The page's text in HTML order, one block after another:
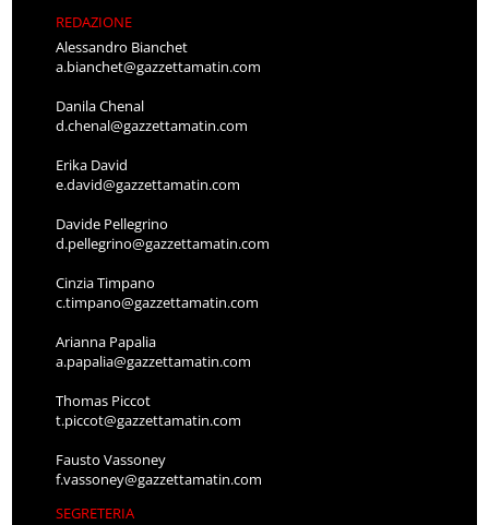
REDAZIONE
Alessandro Bianchet
a.bianchet@gazzettamatin.com
Danila Chenal
d.chenal@gazzettamatin.com
Erika David
e.david@gazzettamatin.com
Davide Pellegrino
d.pellegrino@gazzettamatin.com
Cinzia Timpano
c.timpano@gazzettamatin.com
Arianna Papalia
a.papalia@gazzettamatin.com
Thomas Piccot
t.piccot@gazzettamatin.com
Fausto Vassoney
f.vassoney@gazzettamatin.com
SEGRETERIA